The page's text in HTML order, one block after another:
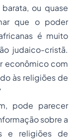
ou quase
que o poder
é muito
judaico-cristã.
econômico com
às religiões de
pode parecer
sobre a
e religiões de